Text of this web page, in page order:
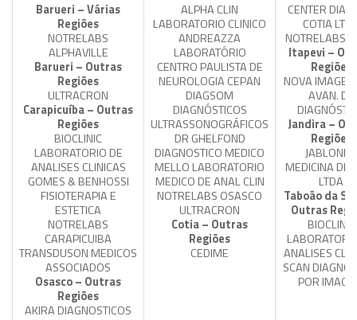
Barueri – Várias
Regiões
NOTRELABS
ALPHAVILLE
Barueri – Outras
Regiões
ULTRACRON
Carapicuíba – Outras
Regiões
BIOCLINIC
LABORATORIO DE
ANALISES CLINICAS
GOMES & BENHOSSI
FISIOTERAPIA E
ESTETICA
NOTRELABS
CARAPICUIBA
TRANSDUSON MEDICOS
ASSOCIADOS
Osasco – Outras
Regiões
AKIRA DIAGNOSTICOS
ALPHA CLIN
LABORATORIO CLINICO
ANDREAZZA
LABORATÓRIO
CENTRO PAULISTA DE
NEUROLOGIA CEPAN
DIAGSOM
DIAGNÓSTICOS
ULTRASSONOGRÁFICOS
DR GHELFOND
DIAGNOSTICO MEDICO
MELLO LABORATORIO
MEDICO DE ANAL CLIN
NOTRELABS OSASCO
ULTRACRON
Cotia – Outras
Regiões
CEDIME
CENTER
COTIA
NOTRELABS
Itapevi –
Regiões
NOVA
AVAN. DE
Jandira –
Regiões
JABLONKA
MEDICINA
LTDA
Taboão da
Outras
BIOCLINIC
ANALISES
SCAN
POR